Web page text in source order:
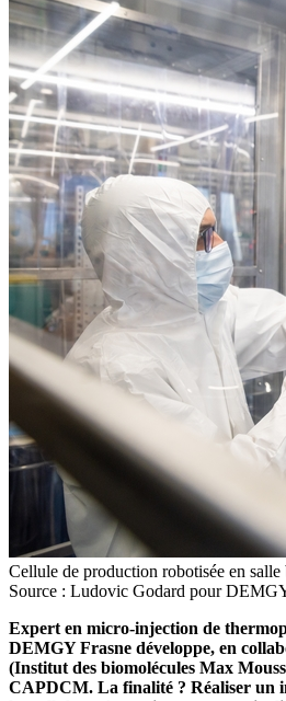
Cellule de production robotisée en
Source : Ludovic Godard pour
Expert en micro-injection de
DEMGY Frasne développe, en
(Institut des biomolécules Max
CAPDCM. La finalité ? Réaliser un